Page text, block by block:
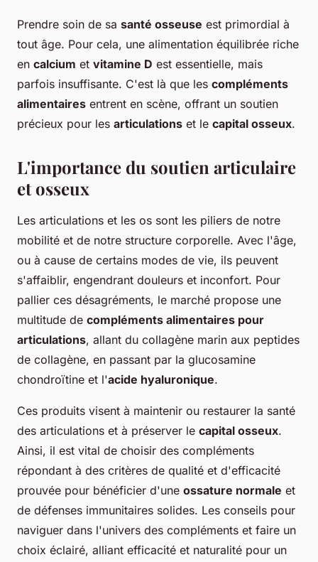
Prendre soin de sa santé osseuse est primordial à
tout âge. Pour cela, une alimentation équilibrée riche
en calcium et vitamine D est essentielle, mais
parfois insuffisante. C'est là que les compléments
alimentaires entrent en scène, offrant un soutien
précieux pour les articulations et le capital osseux.
L'importance du soutien articulaire
et osseux
Les articulations et les os sont les piliers de notre
mobilité et de notre structure corporelle. Avec l'âge,
ou à cause de certains modes de vie, ils peuvent
s'affaiblir, engendrant douleurs et inconfort. Pour
pallier ces désagréments, le marché propose une
multitude de compléments alimentaires pour
articulations, allant du collagène marin aux peptides
de collagène, en passant par la glucosamine
chondroïtine et l'acide hyaluronique.
Ces produits visent à maintenir ou restaurer la santé
des articulations et à préserver le capital osseux.
Ainsi, il est vital de choisir des compléments
répondant à des critères de qualité et d'efficacité
prouvée pour bénéficier d'une ossature normale et
de défenses immunitaires solides. Les conseils pour
naviguer dans l'univers des compléments et faire un
choix éclairé, alliant efficacité et naturalité pour un